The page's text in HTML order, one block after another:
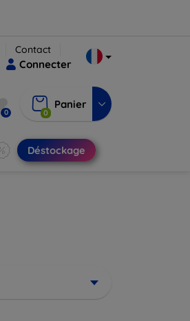
Contact
Connecter
0 0
Panier
Déstockage